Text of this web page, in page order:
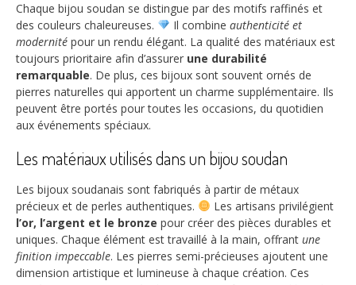
Chaque bijou soudan se distingue par des motifs raffinés et
des couleurs chaleureuses.
Il combine authenticité et
modernité pour un rendu élégant. La qualité des matériaux est
toujours prioritaire afin d’assurer une durabilité
remarquable. De plus, ces bijoux sont souvent ornés de
pierres naturelles qui apportent un charme supplémentaire. Ils
peuvent être portés pour toutes les occasions, du quotidien
aux événements spéciaux.
Les matériaux utilisés dans un bijou soudan
Les bijoux soudanais sont fabriqués à partir de métaux
précieux et de perles authentiques.
Les artisans privilégient
l’or, l’argent et le bronze pour créer des pièces durables et
uniques. Chaque élément est travaillé à la main, offrant une
finition impeccable. Les pierres semi-précieuses ajoutent une
dimension artistique et lumineuse à chaque création. Ces